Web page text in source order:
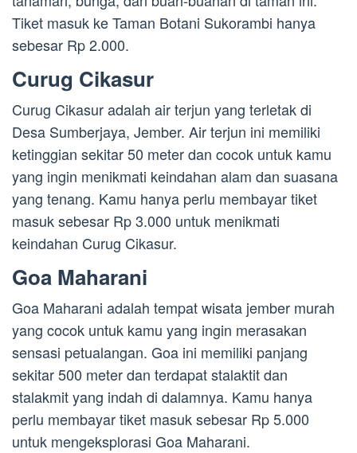
Tiket masuk ke Taman Botani Sukorambi hanya
sebesar Rp 2.000.
Curug Cikasur
Curug Cikasur adalah air terjun yang terletak di
Desa Sumberjaya, Jember. Air terjun ini memiliki
ketinggian sekitar 50 meter dan cocok untuk kamu
yang ingin menikmati keindahan alam dan suasana
yang tenang. Kamu hanya perlu membayar tiket
masuk sebesar Rp 3.000 untuk menikmati
keindahan Curug Cikasur.
Goa Maharani
Goa Maharani adalah tempat wisata jember murah
yang cocok untuk kamu yang ingin merasakan
sensasi petualangan. Goa ini memiliki panjang
sekitar 500 meter dan terdapat stalaktit dan
stalakmit yang indah di dalamnya. Kamu hanya
perlu membayar tiket masuk sebesar Rp 5.000
untuk mengeksplorasi Goa Maharani.